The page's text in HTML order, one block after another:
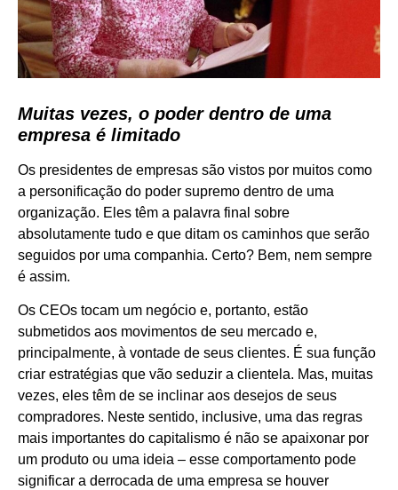
Muitas vezes, o poder dentro de uma
empresa é limitado
Os presidentes de empresas são vistos por muitos como
a personificação do poder supremo dentro de uma
organização. Eles têm a palavra final sobre
absolutamente tudo e que ditam os caminhos que serão
seguidos por uma companhia. Certo? Bem, nem sempre
é assim.
Os CEOs tocam um negócio e, portanto, estão
submetidos aos movimentos de seu mercado e,
principalmente, à vontade de seus clientes. É sua função
criar estratégias que vão seduzir a clientela. Mas, muitas
vezes, eles têm de se inclinar aos desejos de seus
compradores. Neste sentido, inclusive, uma das regras
mais importantes do capitalismo é não se apaixonar por
um produto ou uma ideia – esse comportamento pode
significar a derrocada de uma empresa se houver